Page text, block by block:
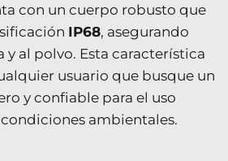
con un cuerpo robusto que
IP68, asegurando
y al polvo. Esta característica
usuario que busque un
y confiable para el uso
ambientales.